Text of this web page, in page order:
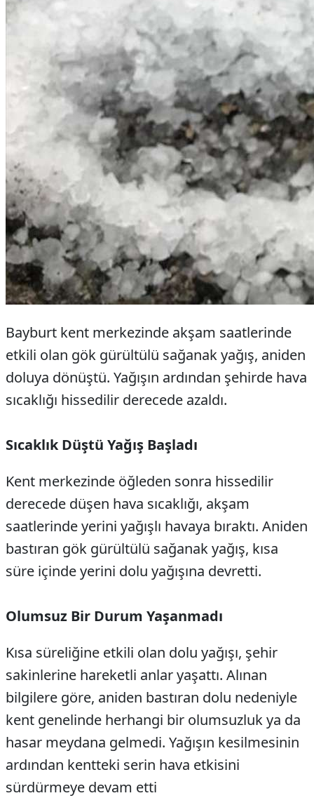
Bayburt kent merkezinde akşam saatlerinde
etkili olan gök gürültülü sağanak yağış, aniden
doluya dönüştü. Yağışın ardından şehirde hava
sıcaklığı hissedilir derecede azaldı.
Sıcaklık Düştü Yağış Başladı
Kent merkezinde öğleden sonra hissedilir
derecede düşen hava sıcaklığı, akşam
saatlerinde yerini yağışlı havaya bıraktı. Aniden
bastıran gök gürültülü sağanak yağış, kısa
süre içinde yerini dolu yağışına devretti.
Olumsuz Bir Durum Yaşanmadı
Kısa süreliğine etkili olan dolu yağışı, şehir
sakinlerine hareketli anlar yaşattı. Alınan
bilgilere göre, aniden bastıran dolu nedeniyle
kent genelinde herhangi bir olumsuzluk ya da
hasar meydana gelmedi. Yağışın kesilmesinin
ardından kentteki serin hava etkisini
sürdürmeye devam etti